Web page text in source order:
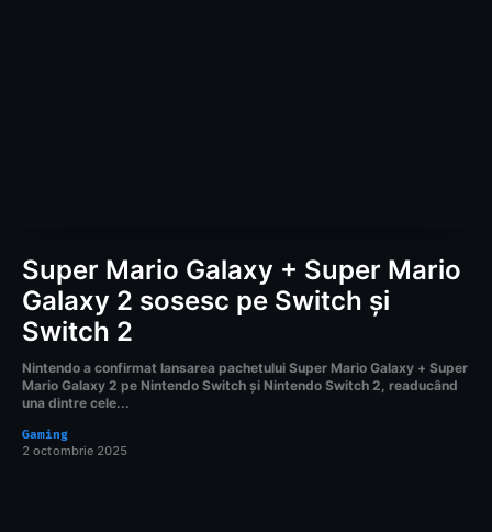
Super Mario Galaxy + Super Mario
Galaxy 2 sosesc pe Switch și
Switch 2
Nintendo a confirmat lansarea pachetului Super Mario Galaxy + Super
Mario Galaxy 2 pe Nintendo Switch și Nintendo Switch 2, readucând
una dintre cele...
Gaming
2 octombrie 2025